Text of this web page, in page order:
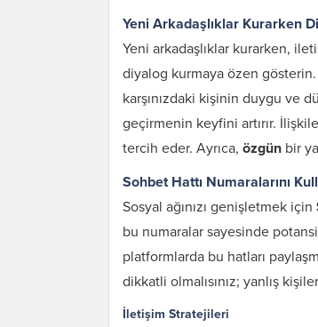
Yeni Arkadaşlıklar Kurarken
Yeni arkadaşlıklar kurarken,
diyalog kurmaya özen gösterin.
karşınızdaki kişinin duygu ve
geçirmenin keyfini artırır.
tercih eder. Ayrıca, özgün bir
Sohbet Hattı Numaralarını
Sosyal ağınızı genişletmek için
bu numaralar sayesinde
platformlarda bu hatları
dikkatli olmalısınız; yanlış
İletişim Stratejileri